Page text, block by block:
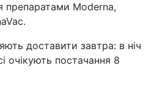
препаратами Moderna,
доставити завтра: в ніч
очікують постачання 8